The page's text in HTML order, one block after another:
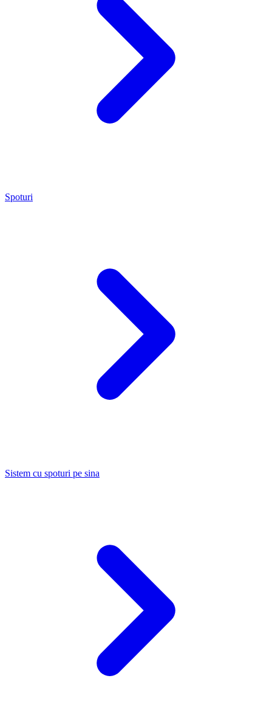
Spoturi
Sistem cu spoturi pe sina